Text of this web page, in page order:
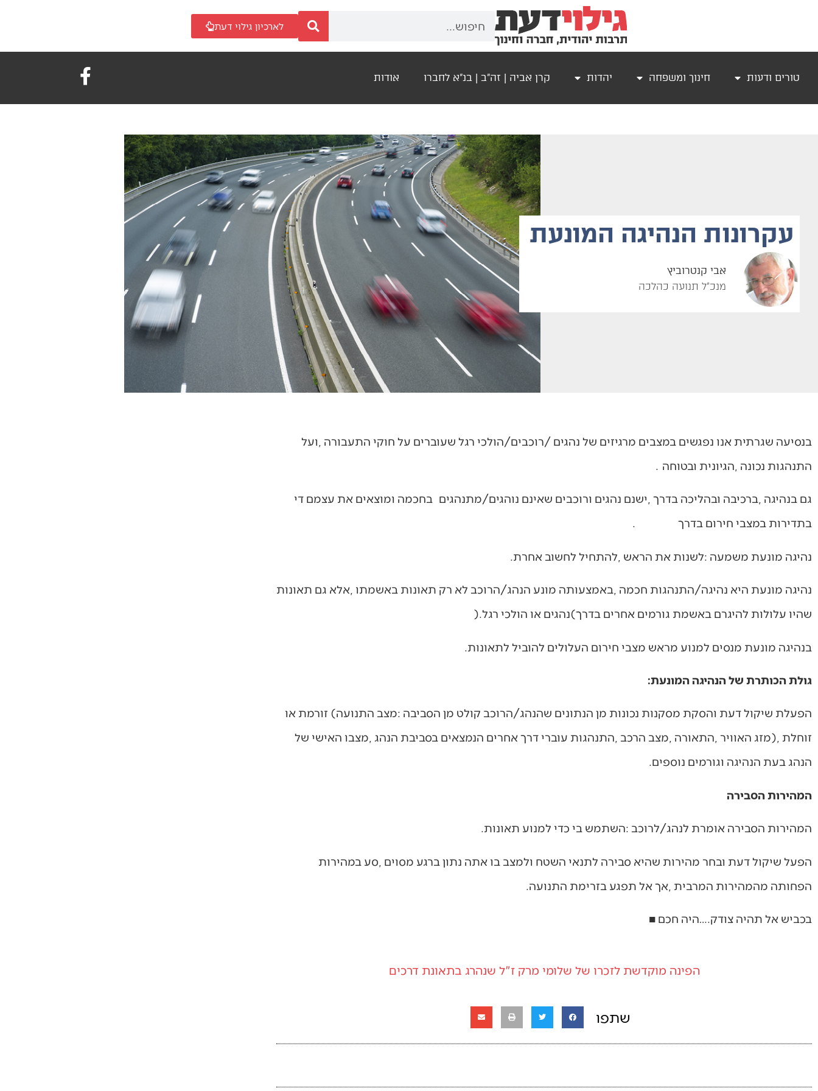
לארכיון גילוי דעת
טורים ודעות חינוך ומשפחה יהדות קרן אביה | זה"ב | בנ"א לחברו אודות
עקרונות‭ ‬הנהיגה‭ ‬המונעת
אבי קנטרוביץ
מנכ"ל תנועה כהלכה
‬התנהגות‭ ‬נכונה‭, ‬הגיונית‭ ‬ובטוחה‭. ‬
‬בתדירות‭ ‬במצבי‭ ‬חירום‭ ‬בדרך‭. ‬
נהיגה‭ ‬מונעת‭ ‬משמעה‭: ‬לשנות‭ ‬את‭ ‬הראש‭, ‬להתחיל‭ ‬לחשוב‭ ‬אחרת‭.‬
‬שהיו‭ ‬עלולות‭ ‬להיגרם‭ ‬באשמת‭ ‬גורמים‭ ‬אחרים‭ ‬בדרך‭(‬נהגים‭ ‬או‭ ‬הולכי‭ ‬רגל‭).‬
בנהיגה‭ ‬מונעת‭ ‬מנסים‭ ‬למנוע‭ ‬מראש‭ ‬מצבי‭ ‬חירום‭ ‬העלולים‭ ‬להוביל‭ ‬לתאונות‭.‬
גולת‭ ‬הכותרת‭ ‬של‭ ‬הנהיגה‭ ‬המונעת‭:‬
‬הנהג‭ ‬בעת‭ ‬הנהיגה‭ ‬וגורמים‭ ‬נוספים‭.‬
המהירות‭ ‬הסבירה
המהירות‭ ‬הסבירה‭ ‬אומרת‭ ‬לנהג‭/‬לרוכב‭: ‬השתמש‭ ‬בי‭ ‬כדי‭ ‬למנוע‭ ‬תאונות‭. ‬
‬הפחותה‭ ‬מהמהירות‭ ‬המרבית‭, ‬אך‭ ‬אל‭ ‬תפגע‭ ‬בזרימת‭ ‬התנועה‭.‬
בכביש‭ ‬אל‭ ‬תהיה‭ ‬צודק‭….‬היה‭ ‬חכם‭ ‬■
הפינה מוקדשת לזכרו של שלומי מרק ז"ל שנהרג בתאונת דרכים
שתפו